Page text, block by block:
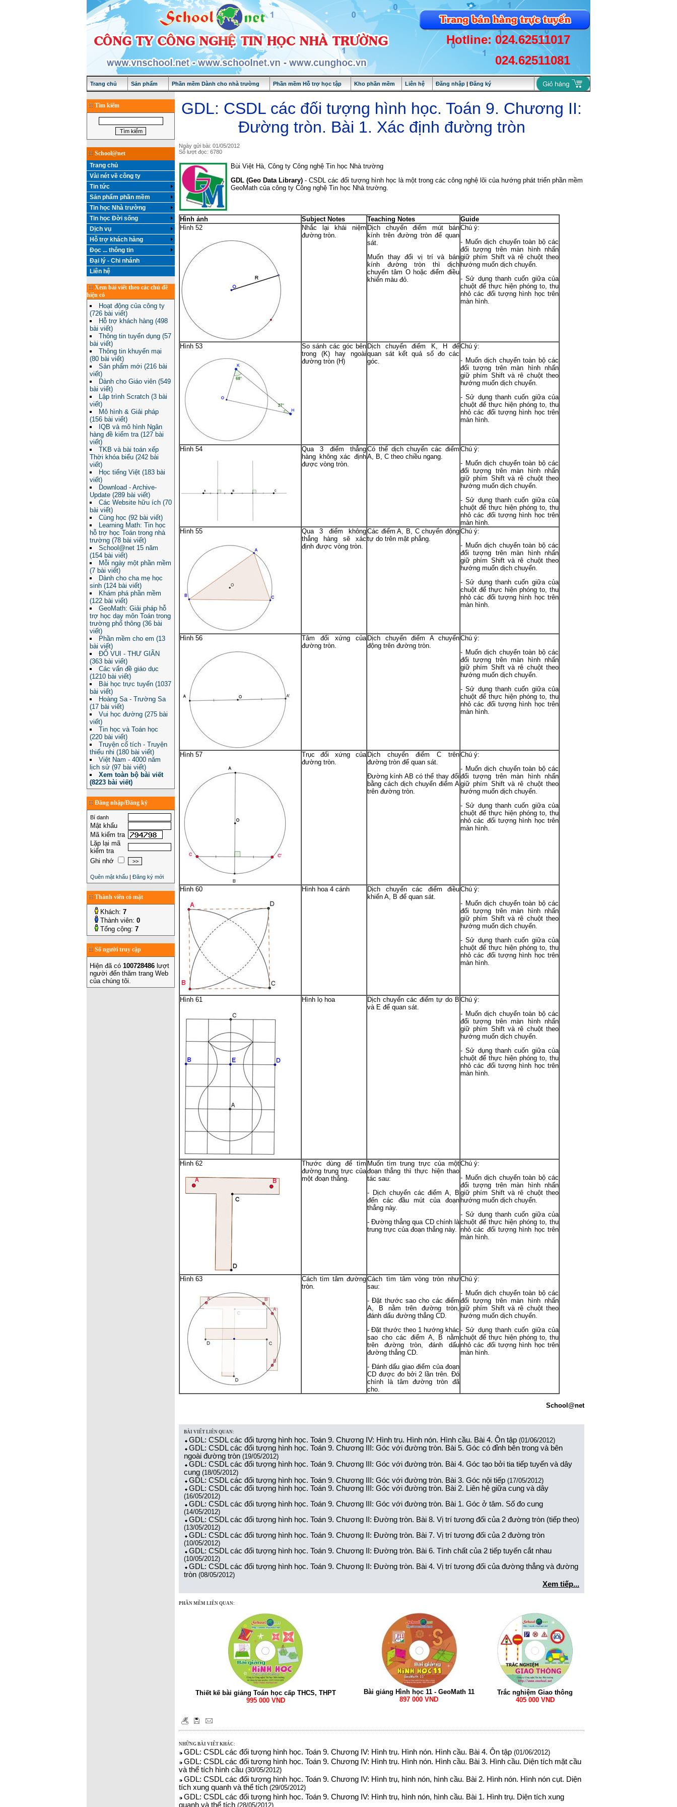
Hotline: 024.62511017
024.62511081
Trang chủ Sản phẩm Phần mềm Dành cho nhà trường Phần mềm Hỗ trợ học tập Kho phần mềm Liên hệ Đăng nhập | Đăng ký
Tìm kiếm
School@net
Trang chủ
Vài nét về công ty
Tin tức
Sản phẩm phần mềm
Tin học Nhà trường
Tin học Đời sống
Dịch vụ
Hỗ trợ khách hàng
Đọc ... thông tin
Đại lý - Chi nhánh
Liên hệ
Xem bài viết theo các chủ đề
hiện có
Hoạt động của công ty
(726 bài viết)
Hỗ trợ khách hàng (498
bài viết)
Thông tin tuyển dụng (57
bài viết)
Thông tin khuyến mại
(80 bài viết)
Sản phẩm mới (216 bài
viết)
Dành cho Giáo viên (549
bài viết)
Lập trình Scratch (3 bài
viết)
Mô hình & Giải pháp
(156 bài viết)
IQB và mô hình Ngân
hàng đề kiểm tra (127 bài
viết)
TKB và bài toán xếp
Thời khóa biểu (242 bài
viết)
Học tiếng Việt (183 bài
viết)
Download - Archive-
Update (289 bài viết)
Các Website hữu ích (70
bài viết)
Cùng học (92 bài viết)
Learning Math: Tin học
hỗ trợ học Toán trong nhà
trường (78 bài viết)
School@net 15 năm
(154 bài viết)
Mỗi ngày một phần mềm
(7 bài viết)
Dành cho cha mẹ học
sinh (124 bài viết)
Khám phá phần mềm
(122 bài viết)
GeoMath: Giải pháp hỗ
trợ học dạy môn Toán trong
trường phổ thông (36 bài
viết)
Phần mềm cho em (13
bài viết)
ĐỐ VUI - THƯ GIÃN
(363 bài viết)
Các vấn đề giáo dục
(1210 bài viết)
Bài học trực tuyến (1037
bài viết)
Hoàng Sa - Trường Sa
(17 bài viết)
Vui học đường (275 bài
viết)
Tin học và Toán học
(220 bài viết)
Truyện cổ tích - Truyện
thiếu nhi (180 bài viết)
Việt Nam - 4000 năm
lịch sử (97 bài viết)
Xem toàn bộ bài viết
(8223 bài viết)
Đăng nhập/Đăng ký
Bí danh
Mật khẩu
Mã kiểm tra
Lặp lại mã
kiểm tra
Ghi nhớ
Quên mật khẩu | Đăng ký mới
Thành viên có mặt
Khách: 7
Thành viên: 0
Tổng cộng: 7
Số người truy cập
Hiện đã có 100728486 lượt
người đến thăm trang Web
của chúng tôi.
GDL: CSDL các đối tượng hình học. Toán 9. Chương II:
Đường tròn. Bài 1. Xác định đường tròn
Ngày gửi bài: 01/05/2012
Số lượt đọc: 6780
Bùi Việt Hà, Công ty Công nghệ Tin học Nhà trường
GDL (Geo Data Library) - CSDL các đối tượng hình học là một trong các công nghệ lõi của hướng phát triển phần mềm
GeoMath của công ty Công nghệ Tin học Nhà trường.
Hình ảnh Subject Notes Teaching Notes
Guide
Hình 52
Nhắc lại khái niệm
đường tròn.
Dịch chuyển điểm mút bán
kính trên đường tròn để quan
sát.
Muốn thay đổi vị trí và bán
kính đường tròn thì dịch
chuyển tâm O hoặc điểm điều
khiển màu đỏ.
Chú ý:
- Muốn dịch chuyển toàn bộ các
đối tượng trên màn hình nhấn
giữ phím Shift và rê chuột theo
hướng muốn dịch chuyển.
- Sử dụng thanh cuốn giữa của
chuột để thực hiện phóng to, thu
nhỏ các đối tượng hình học trên
màn hình.
Hình 53
So sánh các góc bên
trong (K) hay ngoài
đường tròn (H)
Dịch chuyển điểm K, H để
quan sát kết quả số đo các
góc.
Chú ý:
- Muốn dịch chuyển toàn bộ các
đối tượng trên màn hình nhấn
giữ phím Shift và rê chuột theo
hướng muốn dịch chuyển.
- Sử dụng thanh cuốn giữa của
chuột để thực hiện phóng to, thu
nhỏ các đối tượng hình học trên
màn hình.
Hình 54
Qua 3 điểm thẳng
hàng không xác định
được vòng tròn.
Có thể dịch chuyển các điểm
A, B, C theo chiều ngang.
Chú ý:
- Muốn dịch chuyển toàn bộ các
đối tượng trên màn hình nhấn
giữ phím Shift và rê chuột theo
hướng muốn dịch chuyển.
- Sử dụng thanh cuốn giữa của
chuột để thực hiện phóng to, thu
nhỏ các đối tượng hình học trên
màn hình.
Hình 55
Qua 3 điểm không
thẳng hàng sẽ xác
định được vòng tròn.
Các điểm A, B, C chuyển động
tự do trên mặt phẳng.
Chú ý:
- Muốn dịch chuyển toàn bộ các
đối tượng trên màn hình nhấn
giữ phím Shift và rê chuột theo
hướng muốn dịch chuyển.
- Sử dụng thanh cuốn giữa của
chuột để thực hiện phóng to, thu
nhỏ các đối tượng hình học trên
màn hình.
Hình 56
Tâm đối xứng của
đường tròn.
Dịch chuyển điểm A chuyển
động trên đường tròn.
Chú ý:
- Muốn dịch chuyển toàn bộ các
đối tượng trên màn hình nhấn
giữ phím Shift và rê chuột theo
hướng muốn dịch chuyển.
- Sử dụng thanh cuốn giữa của
chuột để thực hiện phóng to, thu
nhỏ các đối tượng hình học trên
màn hình.
Hình 57
Trục đối xứng của
đường tròn.
Dịch chuyển điểm C trên
đường tròn để quan sát.
Đường kính AB có thể thay đổi
bằng cách dịch chuyển điểm A
trên đường tròn.
Chú ý:
- Muốn dịch chuyển toàn bộ các
đối tượng trên màn hình nhấn
giữ phím Shift và rê chuột theo
hướng muốn dịch chuyển.
- Sử dụng thanh cuốn giữa của
chuột để thực hiện phóng to, thu
nhỏ các đối tượng hình học trên
màn hình.
Hình 60 Hình hoa 4 cánh
Dịch chuyển các điểm điều
khiển A, B để quan sát.
Chú ý:
- Muốn dịch chuyển toàn bộ các
đối tượng trên màn hình nhấn
giữ phím Shift và rê chuột theo
hướng muốn dịch chuyển.
- Sử dụng thanh cuốn giữa của
chuột để thực hiện phóng to, thu
nhỏ các đối tượng hình học trên
màn hình.
Hình 61 Hình lọ hoa
Dịch chuyển các điểm tự do B
và E để quan sát.
Chú ý:
- Muốn dịch chuyển toàn bộ các
đối tượng trên màn hình nhấn
giữ phím Shift và rê chuột theo
hướng muốn dịch chuyển.
- Sử dụng thanh cuốn giữa của
chuột để thực hiện phóng to, thu
nhỏ các đối tượng hình học trên
màn hình.
Hình 62
Thước dùng để tìm
đường trung trực của
một đoạn thẳng.
Muốn tìm trung trực của một
đoạn thẳng thì thực hiện thao
tác sau:
- Dịch chuyển các điểm A, B
đến các đầu mút của đoạn
thẳng này.
- Đường thẳng qua CD chính là
trung trực của đoạn thẳng này.
Chú ý:
- Muốn dịch chuyển toàn bộ các
đối tượng trên màn hình nhấn
giữ phím Shift và rê chuột theo
hướng muốn dịch chuyển.
- Sử dụng thanh cuốn giữa của
chuột để thực hiện phóng to, thu
nhỏ các đối tượng hình học trên
màn hình.
Hình 63
Cách tìm tâm đường
tròn.
Cách tìm tâm vòng tròn như
sau:
- Đặt thước sao cho các điểm
A, B nằm trên đường tròn,
đánh dấu đường thẳng CD.
- Đặt thước theo 1 hướng khác
sao cho các điểm A, B nằm
trên đường tròn, đánh dấu
đường thẳng CD.
- Đánh dấu giao điểm của đoạn
CD được đo bởi 2 lần trên. Đó
chính là tâm đường tròn đã
cho.
Chú ý:
- Muốn dịch chuyển toàn bộ các
đối tượng trên màn hình nhấn
giữ phím Shift và rê chuột theo
hướng muốn dịch chuyển.
- Sử dụng thanh cuốn giữa của
chuột để thực hiện phóng to, thu
nhỏ các đối tượng hình học trên
màn hình.
School@net
BÀI VIẾT LIÊN QUAN:
GDL: CSDL các đối tượng hình học. Toán 9. Chương IV: Hình trụ. Hình nón. Hình cầu. Bài 4. Ôn tập (01/06/2012)
GDL: CSDL các đối tượng hình học. Toán 9. Chương III: Góc với đường tròn. Bài 5. Góc có đỉnh bên trong và bên
ngoài đường tròn (19/05/2012)
GDL: CSDL các đối tượng hình học. Toán 9. Chương III: Góc với đường tròn. Bài 4. Góc tạo bởi tia tiếp tuyến và dây
cung (18/05/2012)
GDL: CSDL các đối tượng hình học. Toán 9. Chương III: Góc với đường tròn. Bài 3. Góc nội tiếp (17/05/2012)
GDL: CSDL các đối tượng hình học. Toán 9. Chương III: Góc với đường tròn. Bài 2. Liên hệ giữa cung và dây
(16/05/2012)
GDL: CSDL các đối tượng hình học. Toán 9. Chương III: Góc với đường tròn. Bài 1. Góc ở tâm. Số đo cung
(14/05/2012)
GDL: CSDL các đối tượng hình học. Toán 9. Chương II: Đường tròn. Bài 8. Vị trí tương đối của 2 đường tròn (tiếp theo)
(13/05/2012)
GDL: CSDL các đối tượng hình học. Toán 9. Chương II: Đường tròn. Bài 7. Vị trí tương đối của 2 đường tròn
(10/05/2012)
GDL: CSDL các đối tượng hình học. Toán 9. Chương II: Đường tròn. Bài 6. Tính chất của 2 tiếp tuyến cắt nhau
(10/05/2012)
GDL: CSDL các đối tượng hình học. Toán 9. Chương II: Đường tròn. Bài 4. Vị trí tương đối của đường thẳng và đường
tròn (08/05/2012)
Xem tiếp...
PHẦN MỀM LIÊN QUAN:
Thiết kế bài giảng Toán học cấp THCS, THPT
995 000 VND
Bài giảng Hình học 11 - GeoMath 11
897 000 VND
Trắc nghiệm Giao thông
405 000 VND
NHỮNG BÀI VIẾT KHÁC:
GDL: CSDL các đối tượng hình học. Toán 9. Chương IV: Hình trụ. Hình nón. Hình cầu. Bài 4. Ôn tập (01/06/2012)
GDL: CSDL các đối tượng hình học. Toán 9. Chương IV: Hình trụ. Hình nón. Hình cầu. Bài 3. Hình cầu. Diện tích mặt cầu
và thể tích hình cầu (30/05/2012)
GDL: CSDL các đối tượng hình học. Toán 9. Chương IV: Hình trụ, hình nón, hình cầu. Bài 2. Hình nón. Hình nón cụt. Diện
tích xung quanh và thể tích (29/05/2012)
GDL: CSDL các đối tượng hình học. Toán 9. Chương IV: Hình trụ, hình nón, hình cầu. Bài 1. Hình trụ. Diện tích xung
quanh và thể tích (28/05/2012)